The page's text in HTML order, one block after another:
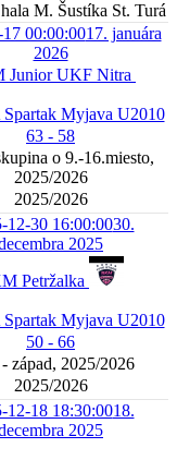
M. Šustíka St. Turá
00:00:0017. januára
2026
Junior UKF Nitra
Myjava U2010
63 - 58
o 9.-16.miesto,
2025/2026
2025/2026
12-30 16:00:0030.
2025
Petržalka
Myjava U2010
50 - 66
západ, 2025/2026
2025/2026
12-18 18:30:0018.
2025